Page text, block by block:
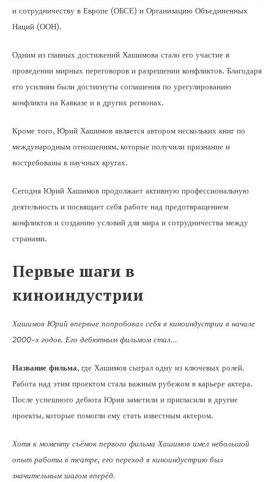
и сотрудничеству в Европе (ОБСЕ) и Организацию Объединенных
Наций (ООН).
Одним из главных достижений Хашимова стало его участие в
проведении мирных переговоров и разрешении конфликтов. Благодаря
его усилиям были достигнуты соглашения по урегулированию
конфликта на Кавказе и в других регионах.
Кроме того, Юрий Хашимов является автором нескольких книг по
международным отношениям, которые получили признание и
востребованы в научных кругах.
Сегодня Юрий Хашимов продолжает активную профессиональную
деятельность и посвящает себя работе над предотвращением
конфликтов и созданию условий для мира и сотрудничества между
странами.
Первые шаги в
киноиндустрии
Хашимов Юрий впервые попробовал себя в киноиндустрии в начале
2000-х годов. Его дебютным фильмом стал…
Название фильма, где Хашимов сыграл одну из ключевых ролей.
Работа над этим проектом стала важным рубежом в карьере актера.
После успешного дебюта Юрия заметили и пригласили в другие
проекты, которые помогли ему стать известным актером.
Хотя к моменту съёмок первого фильма Хашимов имел небольшой
опыт работы в театре, его переход в киноиндустрию был
значительным шагом вперёд.